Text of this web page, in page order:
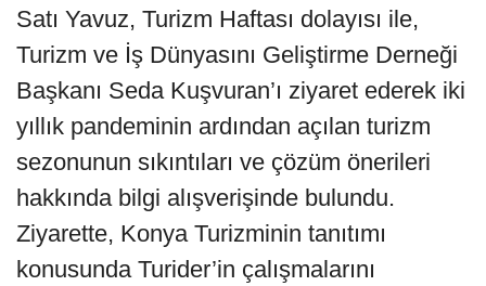
Satı Yavuz, Turizm Haftası dolayısı ile,
Turizm ve İş Dünyasını Geliştirme Derneği
Başkanı Seda Kuşvuran’ı ziyaret ederek iki
yıllık pandeminin ardından açılan turizm
sezonunun sıkıntıları ve çözüm önerileri
hakkında bilgi alışverişinde bulundu.
Ziyarette, Konya Turizminin tanıtımı
konusunda Turider’in çalışmalarını